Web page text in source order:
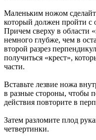
Маленьким ножом
который должен пройти с
Причем сверху в области
немного глубже, чем в
второй разрез
получиться «крест»,
части.
Вставьте лезвие ножа
в разные стороны, чтобы
действия повторите в
Затем разломите плод
четвертинки.